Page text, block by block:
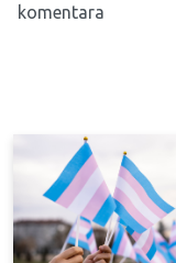
komentara